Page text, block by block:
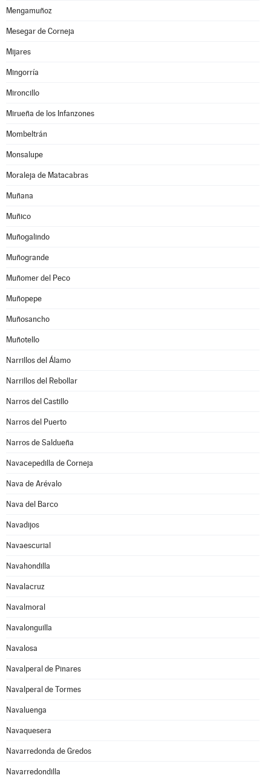
Mengamuñoz
Mesegar de Corneja
Mijares
Mingorría
Mironcillo
Mirueña de los Infanzones
Mombeltrán
Monsalupe
Moraleja de Matacabras
Muñana
Muñico
Muñogalindo
Muñogrande
Muñomer del Peco
Muñopepe
Muñosancho
Muñotello
Narrillos del Álamo
Narrillos del Rebollar
Narros del Castillo
Narros del Puerto
Narros de Saldueña
Navacepedilla de Corneja
Nava de Arévalo
Nava del Barco
Navadijos
Navaescurial
Navahondilla
Navalacruz
Navalmoral
Navalonguilla
Navalosa
Navalperal de Pinares
Navalperal de Tormes
Navaluenga
Navaquesera
Navarredonda de Gredos
Navarredondilla